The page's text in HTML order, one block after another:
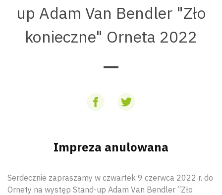
up Adam Van Bendler "Zło
konieczne" Orneta 2022
Impreza anulowana
Serdecznie zapraszamy w czwartek 9 czerwca 2022 r. do
Ornety na występ Stand-up Adam Van Bendler “Zło